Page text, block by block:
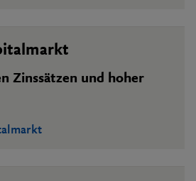
Zinssätzen und hoher